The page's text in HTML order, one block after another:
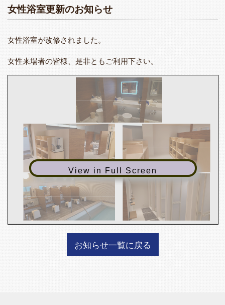
女性浴室更新のお知らせ
女性浴室が改修されました。
女性来場者の皆様、是非ともご利用下さい。
View in Full Screen
お知らせ一覧に戻る